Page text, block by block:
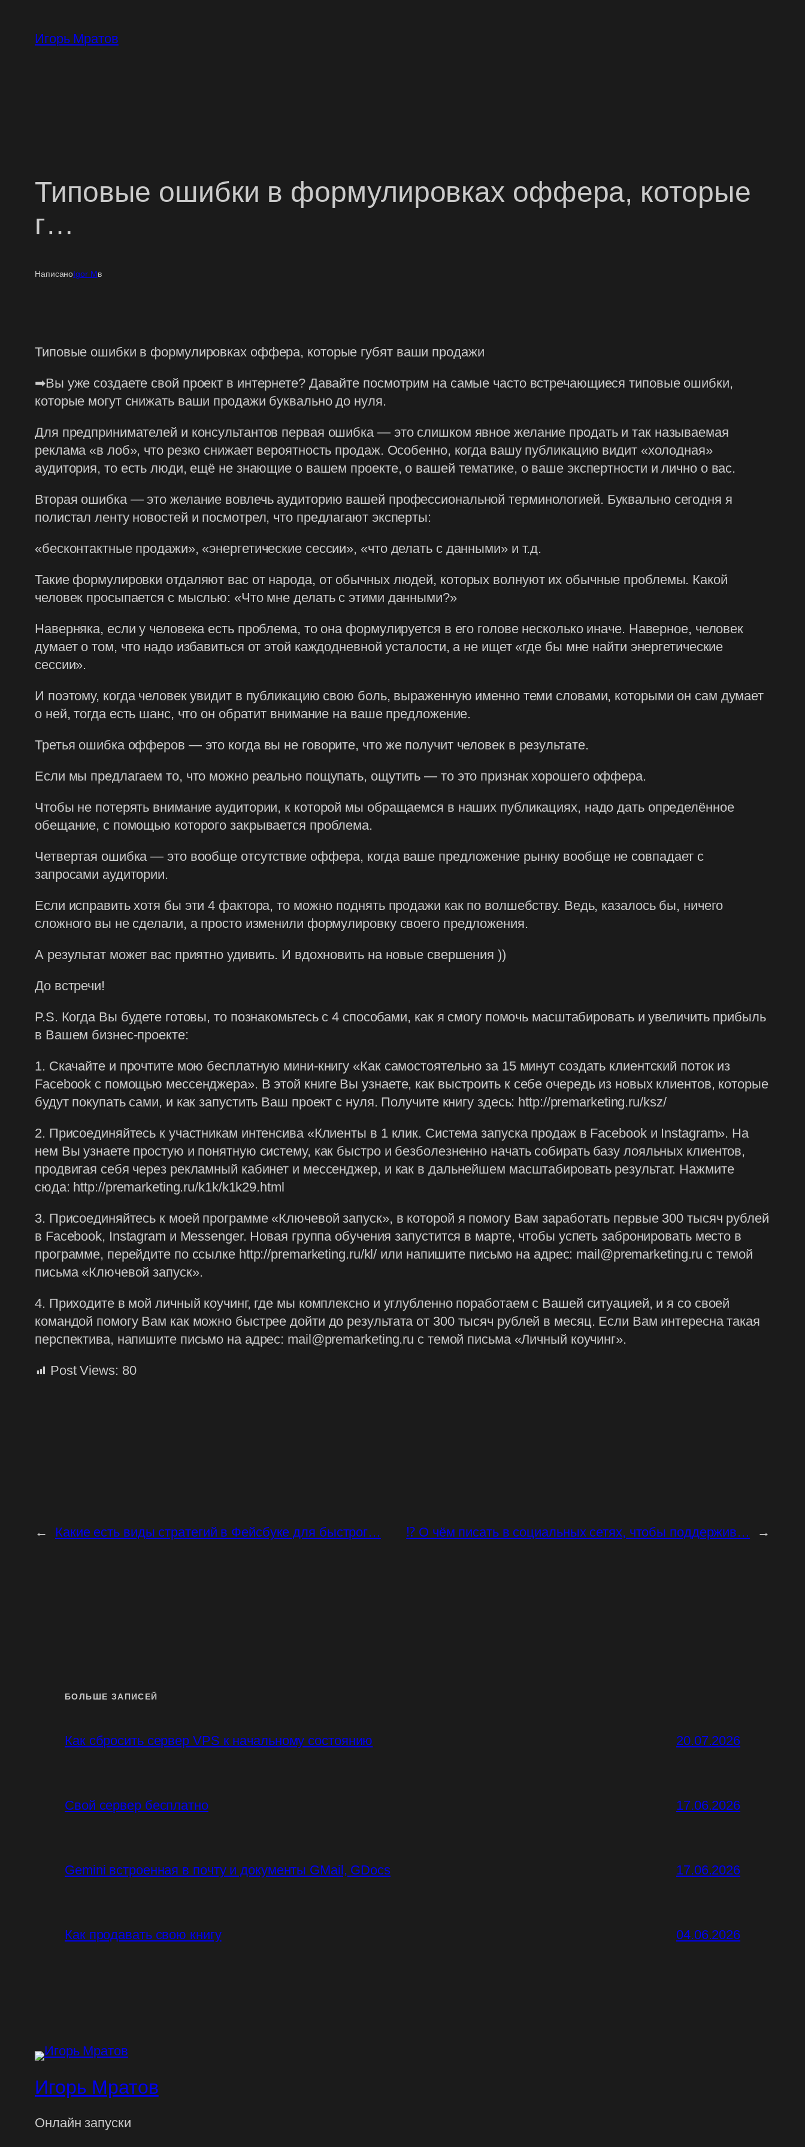
содержимому
Игорь Мратов
Типовые ошибки в формулировках оффера, которые
г…
НаписаноIgor Mв
Типовые ошибки в формулировках оффера, которые губят ваши продажи
➡Вы уже создаете свой проект в интернете? Давайте посмотрим на самые часто встречающиеся типовые ошибки,
которые могут снижать ваши продажи буквально до нуля.
Для предпринимателей и консультантов первая ошибка — это слишком явное желание продать и так называемая
реклама «в лоб», что резко снижает вероятность продаж. Особенно, когда вашу публикацию видит «холодная»
аудитория, то есть люди, ещё не знающие о вашем проекте, о вашей тематике, о ваше экспертности и лично о вас.
Вторая ошибка — это желание вовлечь аудиторию вашей профессиональной терминологией. Буквально сегодня я
полистал ленту новостей и посмотрел, что предлагают эксперты:
«бесконтактные продажи», «энергетические сессии», «что делать с данными» и т.д.
Такие формулировки отдаляют вас от народа, от обычных людей, которых волнуют их обычные проблемы. Какой
человек просыпается с мыслью: «Что мне делать с этими данными?»
Наверняка, если у человека есть проблема, то она формулируется в его голове несколько иначе. Наверное, человек
думает о том, что надо избавиться от этой каждодневной усталости, а не ищет «где бы мне найти энергетические
сессии».
И поэтому, когда человек увидит в публикацию свою боль, выраженную именно теми словами, которыми он сам думает
о ней, тогда есть шанс, что он обратит внимание на ваше предложение.
Третья ошибка офферов — это когда вы не говорите, что же получит человек в результате.
Если мы предлагаем то, что можно реально пощупать, ощутить — то это признак хорошего оффера.
Чтобы не потерять внимание аудитории, к которой мы обращаемся в наших публикациях, надо дать определённое
обещание, с помощью которого закрывается проблема.
Четвертая ошибка — это вообще отсутствие оффера, когда ваше предложение рынку вообще не совпадает с
запросами аудитории.
Если исправить хотя бы эти 4 фактора, то можно поднять продажи как по волшебству. Ведь, казалось бы, ничего
сложного вы не сделали, а просто изменили формулировку своего предложения.
А результат может вас приятно удивить. И вдохновить на новые свершения ))
До встречи!
P.S. Когда Вы будете готовы, то познакомьтесь с 4 способами, как я смогу помочь масштабировать и увеличить прибыль
в Вашем бизнес-проекте:
1. Скачайте и прочтите мою бесплатную мини-книгу «Как самостоятельно за 15 минут создать клиентский поток из
Facebook с помощью мессенджера». В этой книге Вы узнаете, как выстроить к себе очередь из новых клиентов, которые
будут покупать сами, и как запустить Ваш проект с нуля. Получите книгу здесь: http://premarketing.ru/ksz/
2. Присоединяйтесь к участникам интенсива «Клиенты в 1 клик. Система запуска продаж в Facebook и Instagram». На
нем Вы узнаете простую и понятную систему, как быстро и безболезненно начать собирать базу лояльных клиентов,
продвигая себя через рекламный кабинет и мессенджер, и как в дальнейшем масштабировать результат. Нажмите
сюда: http://premarketing.ru/k1k/k1k29.html
3. Присоединяйтесь к моей программе «Ключевой запуск», в которой я помогу Вам заработать первые 300 тысяч рублей
в Facebook, Instagram и Messenger. Новая группа обучения запустится в марте, чтобы успеть забронировать место в
программе, перейдите по ссылке http://premarketing.ru/kl/ или напишите письмо на адрес: mail@premarketing.ru с темой
письма «Ключевой запуск».
4. Приходите в мой личный коучинг, где мы комплексно и углубленно поработаем с Вашей ситуацией, и я со своей
командой помогу Вам как можно быстрее дойти до результата от 300 тысяч рублей в месяц. Если Вам интересна такая
перспектива, напишите письмо на адрес: mail@premarketing.ru с темой письма «Личный коучинг».
Post Views: 80
← Какие есть виды стратегий в Фейсбуке для быстрог… ⁉ О чём писать в социальных сетях, чтобы поддержив… →
БОЛЬШЕ ЗАПИСЕЙ
Как сбросить сервер VPS к начальному состоянию 20.07.2026
Свой сервер бесплатно 17.06.2026
Gemini встроенная в почту и документы GMail, GDocs 17.06.2026
Как продавать свою книгу 04.06.2026
Игорь Мратов
Онлайн запуски